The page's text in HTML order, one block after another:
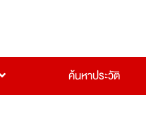
ค้นหาประวัติ